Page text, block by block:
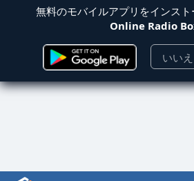
無料のモバイルアプリをインス
Online Radio
いい